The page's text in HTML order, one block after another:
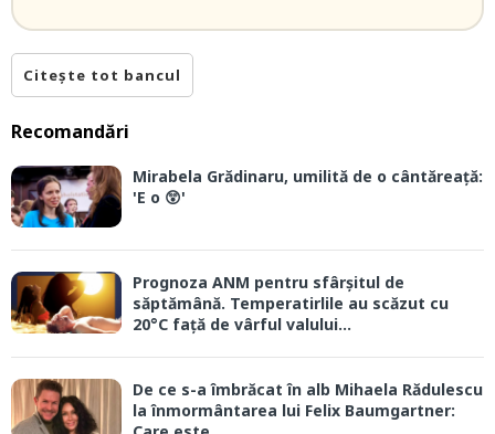
Citește tot bancul
Recomandări
Mirabela Grădinaru, umilită de o cântăreață:
'E o 😲'
Prognoza ANM pentru sfârșitul de
săptămână. Temperatirlile au scăzut cu
20°C față de vârful valului...
De ce s-a îmbrăcat în alb Mihaela Rădulescu
la înmormântarea lui Felix Baumgartner: